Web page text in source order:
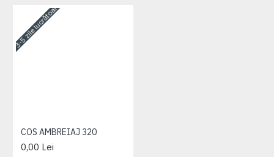
3-5 zile lucrătoare
COS AMBREIAJ 320
0,00 Lei